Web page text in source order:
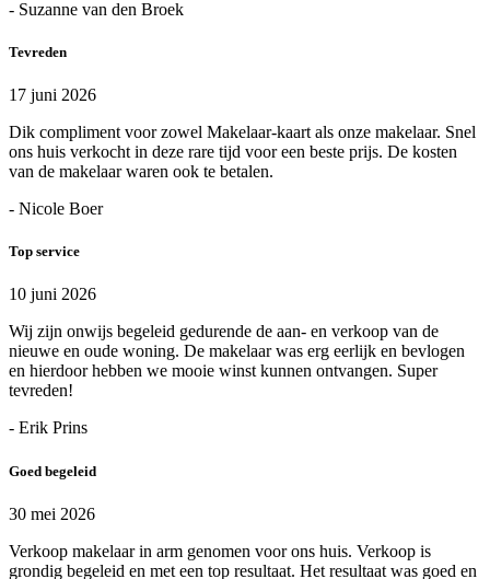
- Suzanne van den Broek
Tevreden
17 juni 2026
Dik compliment voor zowel Makelaar-kaart als onze makelaar. Snel
ons huis verkocht in deze rare tijd voor een beste prijs. De kosten
van de makelaar waren ook te betalen.
- Nicole Boer
Top service
10 juni 2026
Wij zijn onwijs begeleid gedurende de aan- en verkoop van de
nieuwe en oude woning. De makelaar was erg eerlijk en bevlogen
en hierdoor hebben we mooie winst kunnen ontvangen. Super
tevreden!
- Erik Prins
Goed begeleid
30 mei 2026
Verkoop makelaar in arm genomen voor ons huis. Verkoop is
grondig begeleid en met een top resultaat. Het resultaat was goed en